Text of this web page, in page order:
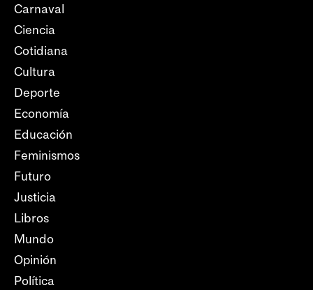
Carnaval
Ciencia
Cotidiana
Cultura
Deporte
Economía
Educación
Feminismos
Futuro
Justicia
Libros
Mundo
Opinión
Política